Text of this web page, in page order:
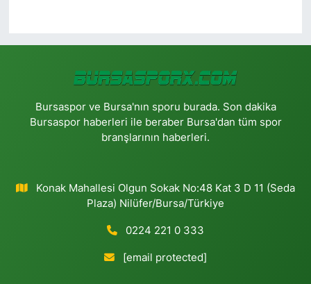
Bursaspor ve Bursa'nın sporu burada. Son dakika
Bursaspor haberleri ile beraber Bursa'dan tüm spor
branşlarının haberleri.
Konak Mahallesi Olgun Sokak No:48 Kat 3 D 11 (Seda
Plaza) Nilüfer/Bursa/Türkiye
0224 221 0 333
[email protected]